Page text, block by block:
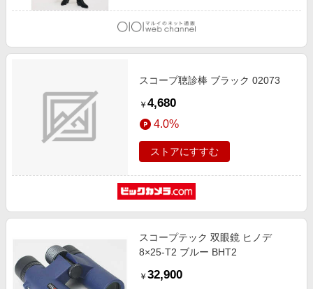
スコープ聴診棒 ブラック 02073
￥ 4,680
4.0%
ストアにすすむ
スコープテック 双眼鏡 ヒノデ
8×25-T2 ブルー BHT2
￥ 32,900